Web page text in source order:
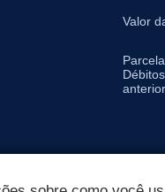
Valor